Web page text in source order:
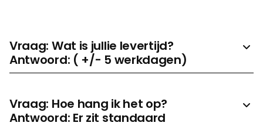
Vraag: Wat is jullie levertijd?
Antwoord: ( +/- 5 werkdagen)
Vraag: Hoe hang ik het op?
Antwoord: Er zit standaard
Om welk product gaat het?*